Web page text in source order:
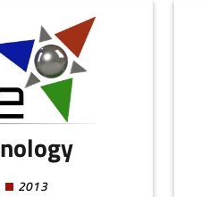
lo sviluppo e la
(non solo
i consumatori di
operatori.
2013